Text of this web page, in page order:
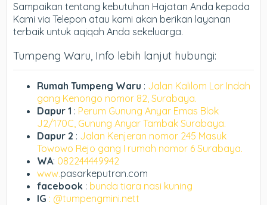
Sampaikan tentang kebutuhan Hajatan Anda kepada
Kami via Telepon atau kami akan berikan layanan
terbaik untuk aqiqah Anda sekeluarga.
Tumpeng Waru, Info lebih lanjut hubungi:
Rumah Tumpeng Waru : Jalan Kalilom Lor Indah
gang Kenongo nomor 82, Surabaya.
Dapur 1 : Perum Gunung Anyar Emas Blok
J2/170C, Gunung Anyar Tambak Surabaya.
Dapur 2 : Jalan Kenjeran nomor 245 Masuk
Towowo Rejo gang I rumah nomor 6 Surabaya.
WA: 082244449942
www.pasarkeputran.com
facebook : bunda tiara nasi kuning
IG : @tumpengmini.nett